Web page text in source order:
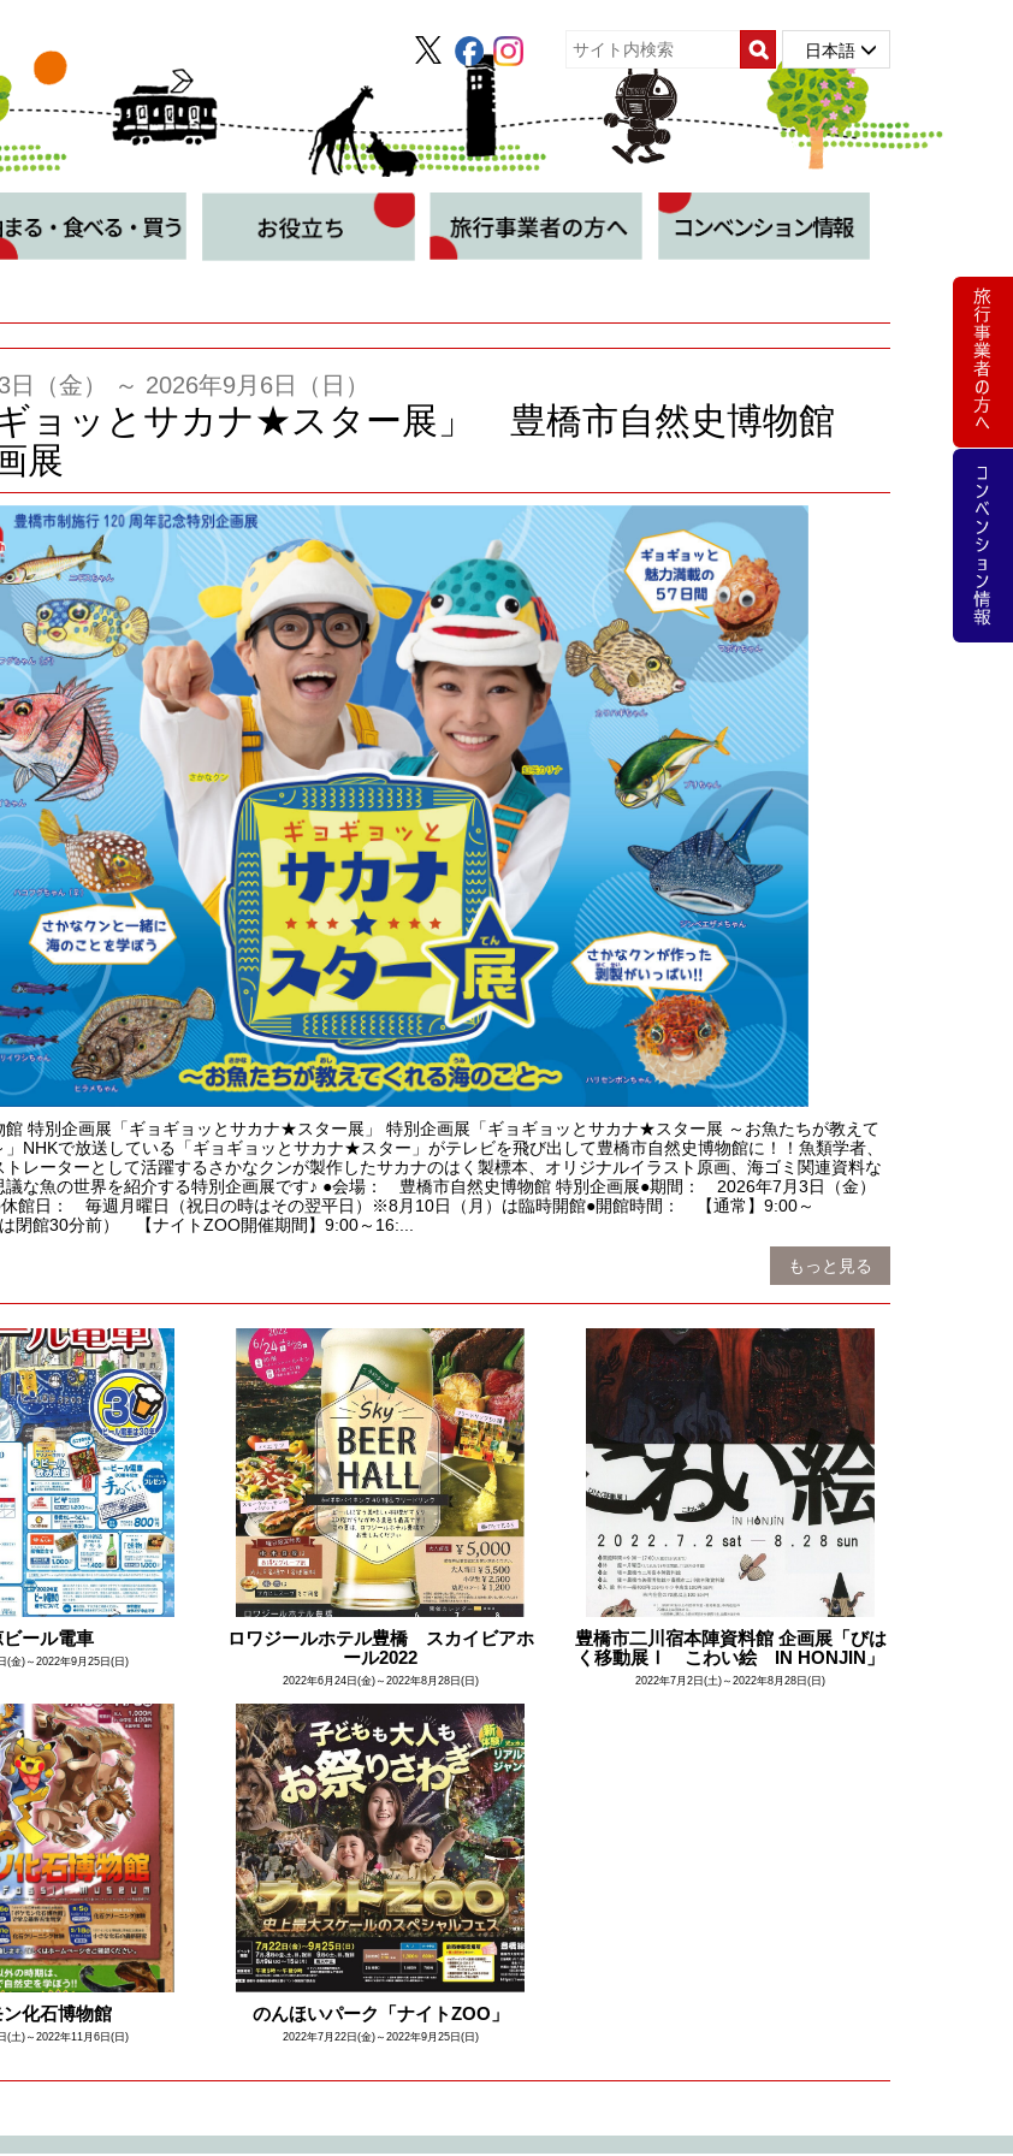
日本語
日（金） ～ 2026年9月6日（日）
ギョッとサカナ★スター展」 豊橋市自然史博物館
展
館 特別企画展「ギョギョッとサカナ★スター展」 特別企画展「ギョギョッとサカナ★スター展 ～お魚たちが教えて
」NHKで放送している「ギョギョッとサカナ★スター」がテレビを飛び出して豊橋市自然史博物館に！！魚類学者、
トレーターとして活躍するさかなクンが製作したサカナのはく製標本、オリジナルイラスト原画、海ゴミ関連資料な
議な魚の世界を紹介する特別企画展です♪ ●会場： 豊橋市自然史博物館 特別企画展●期間： 2026年7月3日（金）
休館日： 毎週月曜日（祝日の時はその翌平日）※8月10日（月）は臨時開館●開館時間： 【通常】9:00～
閉館30分前） 【ナイトZOO開催期間】9:00～16:...
もっと見る
ール電車
(金)～2022年9月25日(日)
ロワジールホテル豊橋 スカイビアホ
ール2022
2022年6月24日(金)～2022年8月28日(日)
豊橋市二川宿本陣資料館 企画展「びは
く移動展Ⅰ こわい絵 IN HONJIN」
2022年7月2日(土)～2022年8月28日(日)
化石博物館
(土)～2022年11月6日(日)
のんほいパーク「ナイトZOO」
2022年7月22日(金)～2022年9月25日(日)